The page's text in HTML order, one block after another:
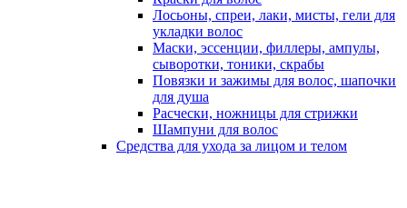
Лосьоны, спреи, лаки, мисты, гели для
укладки волос
Маски, эссенции, филлеры, ампулы,
сыворотки, тоники, скрабы
Повязки и зажимы для волос, шапочки
для душа
Расчески, ножницы для стрижки
Шампуни для волос
Средства для ухода за лицом и телом